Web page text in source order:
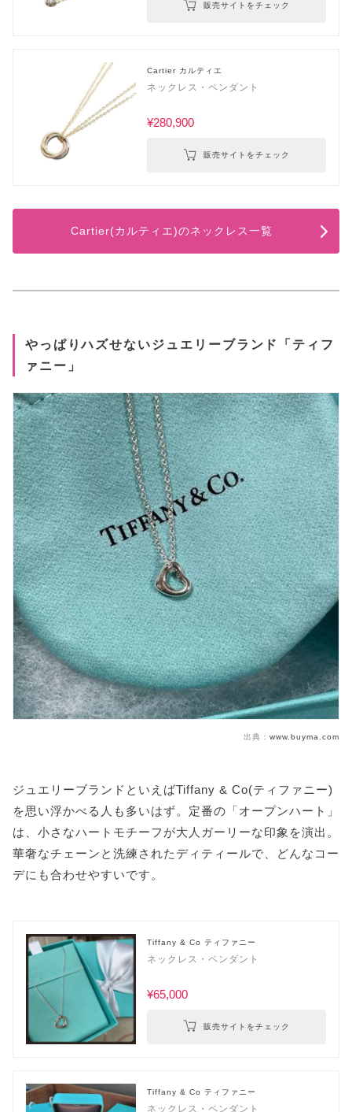
販売サイトをチェック
Cartier カルティエ
ネックレス・ペンダント
¥280,900
販売サイトをチェック
Cartier(カルティエ)のネックレス一覧
やっぱりハズせないジュエリーブランド「ティフ
ァニー」
出典： www.buyma.com
ジュエリーブランドといえばTiffany & Co(ティファニー)
を思い浮かべる人も多いはず。定番の「オープンハート」
は、小さなハートモチーフが大人ガーリーな印象を演出。
華奢なチェーンと洗練されたディティールで、どんなコー
デにも合わせやすいです。
Tiffany & Co ティファニー
ネックレス・ペンダント
¥65,000
販売サイトをチェック
Tiffany & Co ティファニー
ネックレス・ペンダント